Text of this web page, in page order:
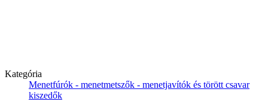
Kategória
Menetfúrók - menetmetszők - menetjavítók és törött csavar
kiszedők